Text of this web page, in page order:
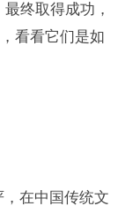
终取得成功，
看看它们是如
在中国传统文